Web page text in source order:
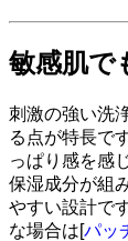
敏感肌で
刺激の強い洗
る点が特長で
っぱり感を感
保湿成分が組
やすい設計で
な場合は[パッ